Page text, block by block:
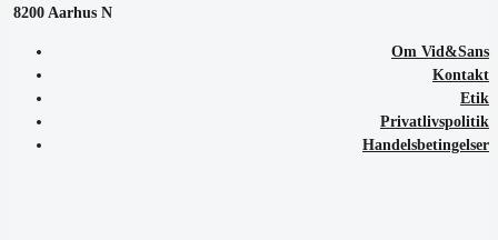
8200 Aarhus N
Om Vid&Sans
Kontakt
Etik
Privatlivspolitik
Handelsbetingelser